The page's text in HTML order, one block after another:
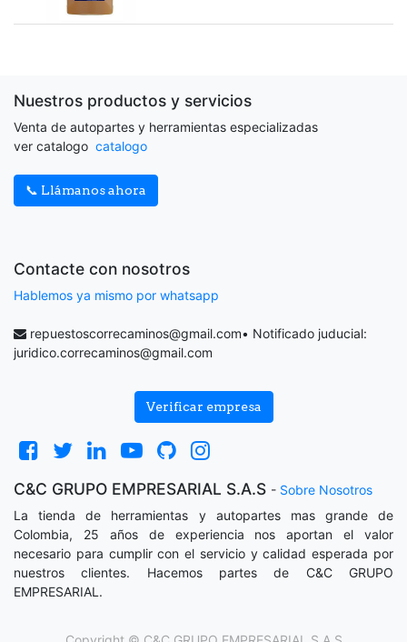
Nuestros productos y servicios
Venta de autopartes y herramientas especializadas
ver catalogo catalogo
📞 Llámanos ahora
Contacte con nosotros
Hablemos ya mismo por whatsapp
repuestoscorrecaminos@gmail.com• Notificado juducial:
juridico.correcaminos@gmail.com
Verificar empresa
C&C GRUPO EMPRESARIAL S.A.S - Sobre Nosotros
La tienda de herramientas y autopartes mas grande de
Colombia, 25 años de experiencia nos aportan el valor
necesario para cumplir con el servicio y calidad esperada por
nuestros clientes. Hacemos partes de C&C GRUPO
EMPRESARIAL.